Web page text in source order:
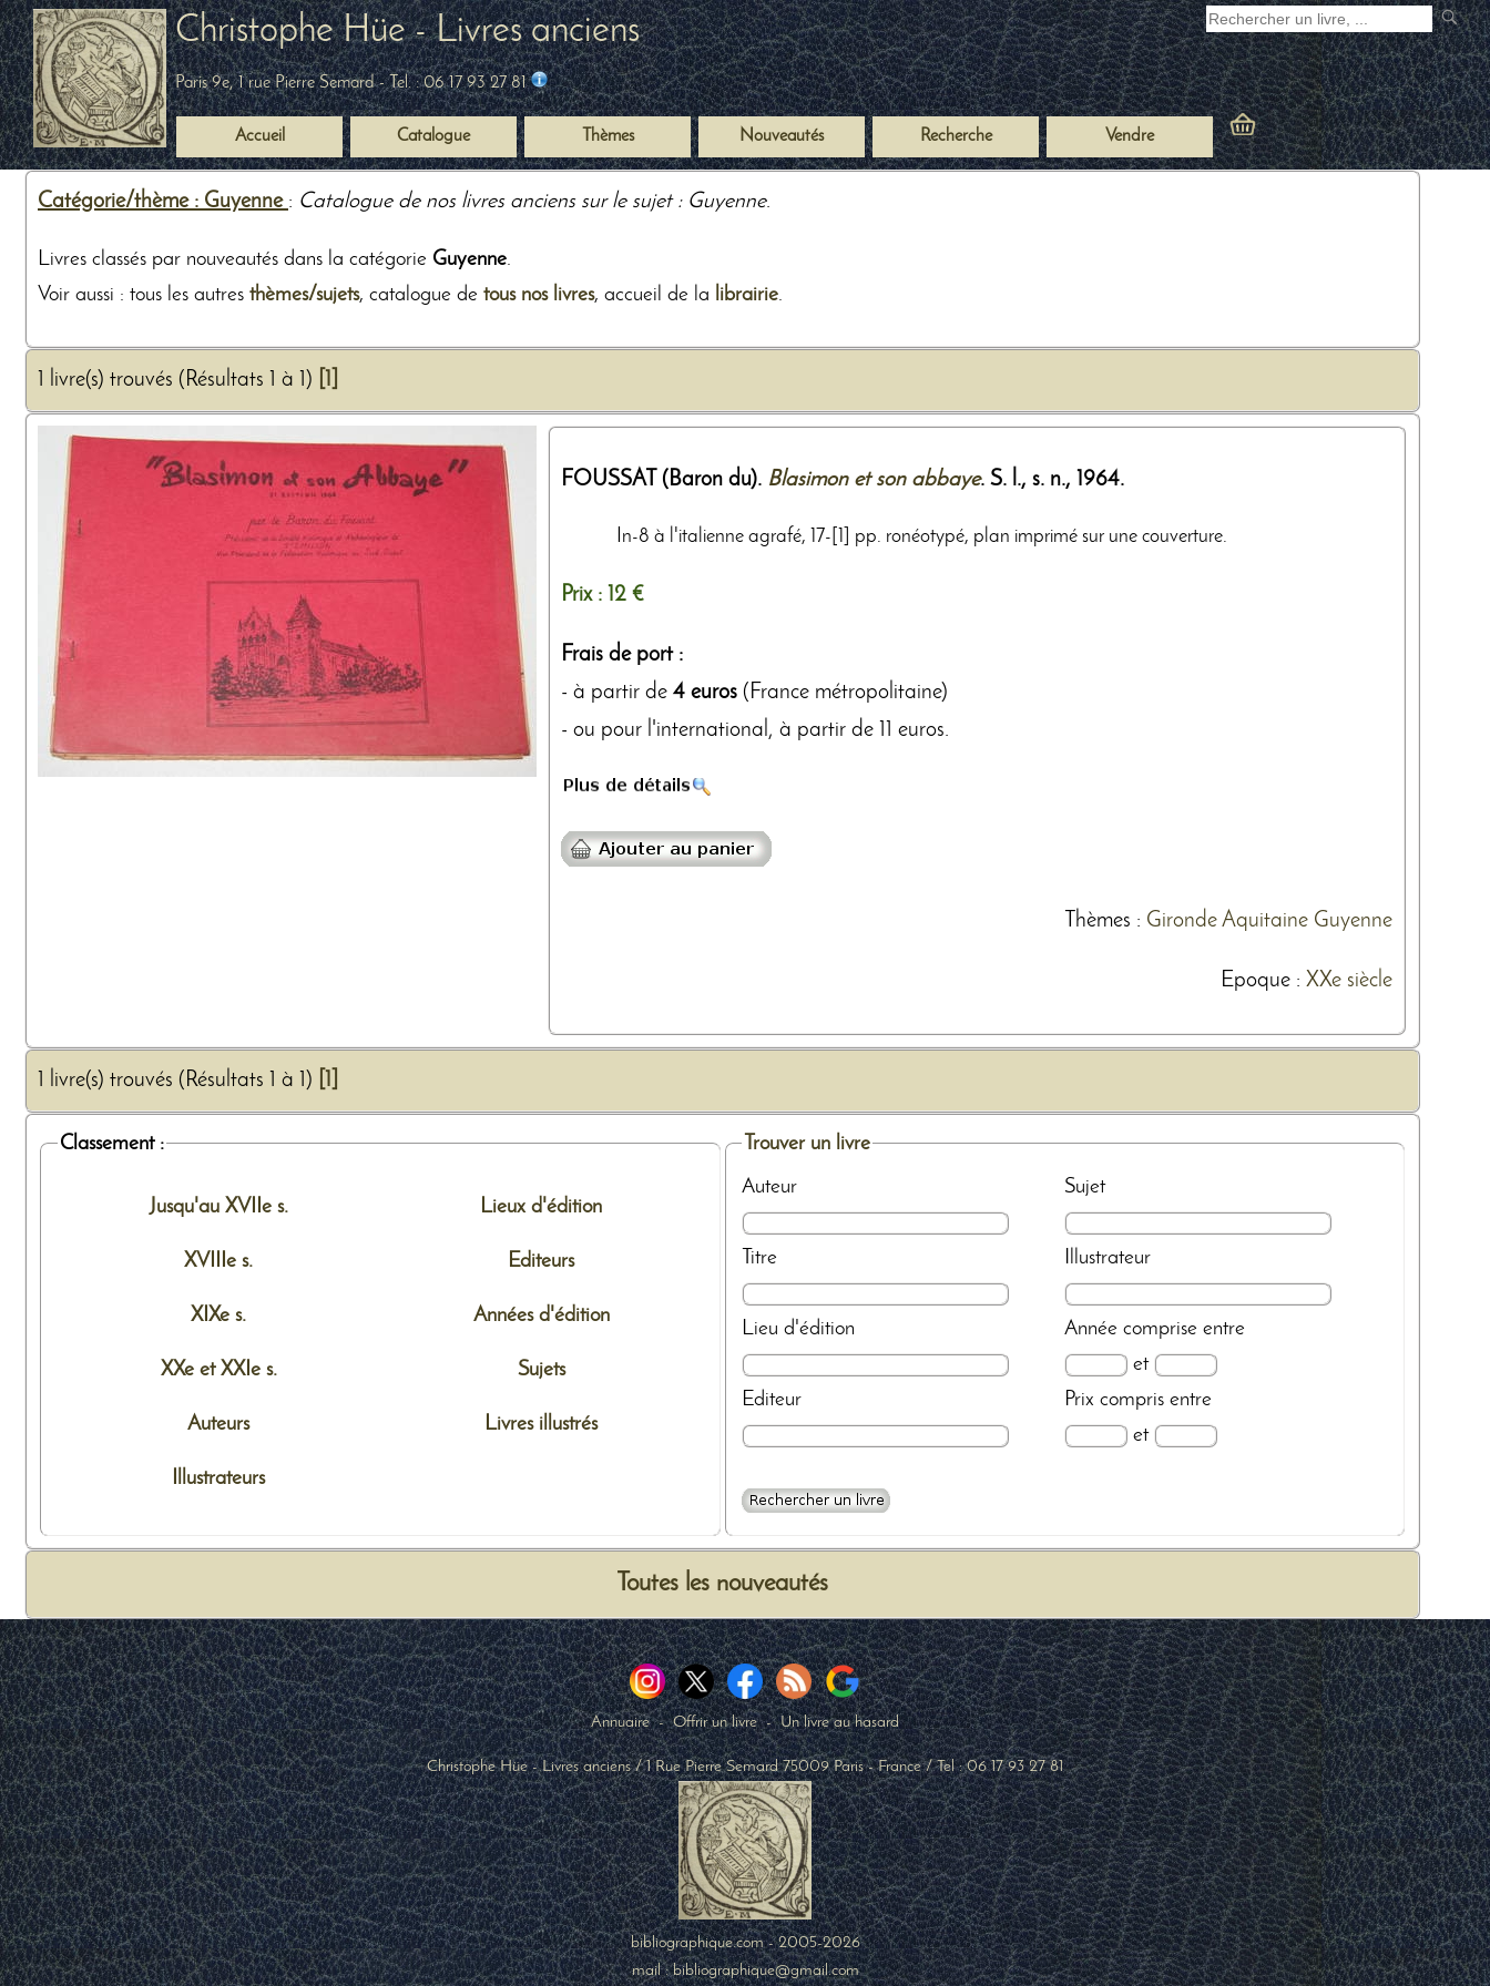
Christophe Hüe - Livres anciens
Paris 9e, 1 rue Pierre Semard- Tel. :06 17 93 27 81
Accueil Catalogue Thèmes Nouveautés Recherche Vendre
Catégorie/thème : Guyenne : Catalogue de nos livres anciens sur le sujet : Guyenne.
Livres classés par nouveautés dans la catégorie Guyenne.
Voir aussi : tous les autres thèmes/sujets, catalogue de tous nos livres, accueil de la librairie.
1 livre(s) trouvés (Résultats 1 à 1)
FOUSSAT (Baron du). Blasimon et son abbaye. S. l., s. n., 1964.
In-8 à l'italienne agrafé, 17-[1] pp. ronéotypé, plan imprimé sur une couverture.
Prix : 12 €
Frais de port :
- à partir de 4 euros (France métropolitaine)
- ou pour l'international, à partir de 11 euros.
Thèmes : Gironde Aquitaine Guyenne
Epoque : XXe siècle
1 livre(s) trouvés (Résultats 1 à 1)
Classement :
Jusqu'au XVIIe s.
XVIIIe s.
XIXe s.
XXe et XXIe s.
Auteurs
Illustrateurs
Lieux d'édition
Editeurs
Années d'édition
Sujets
Livres illustrés
Trouver un livre
Auteur
Titre
Lieu d'édition
Editeur
Sujet
Illustrateur
Année comprise entre
et
Prix compris entre
et
Toutes les nouveautés
Annuaire-Offrir un livre-Un livre au hasard
Christophe Hüe - Livres anciens /1 Rue Pierre Semard 75009 Paris-France / Tel :06 17 93 27 81
bibliographique.com - 2005-2026
mail : bibliographique@gmail.com